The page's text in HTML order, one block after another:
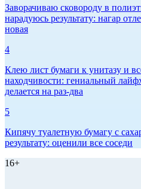
Заворачиваю сковороду в
нарадуюсь результату: нагар
новая
4
Клею лист бумаги к унитазу и
находчивости: гениальный
делается на раз-два
5
Кипячу туалетную бумагу с
результату: оценили все соседи
16+